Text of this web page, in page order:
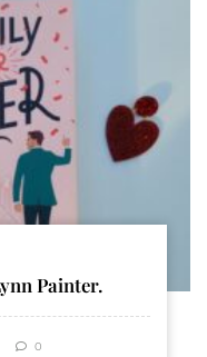
Painter.
0